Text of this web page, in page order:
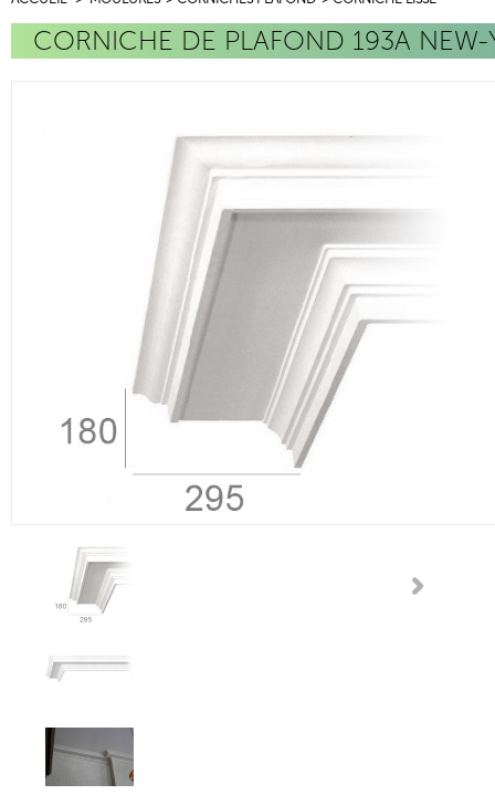
CORNICHE DE PLAFOND 193A NEW-